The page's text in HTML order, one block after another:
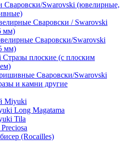
Сваровски/Swarovski (ювелирные,
Сваровски / Swarovski
мм)
Сваровски/Swarovski
мм)
Стразы плоские (с плоским
Сваровски/Swarovski
и камни другие
Miyuki
Long Magatama
Tila
(Rocailles)